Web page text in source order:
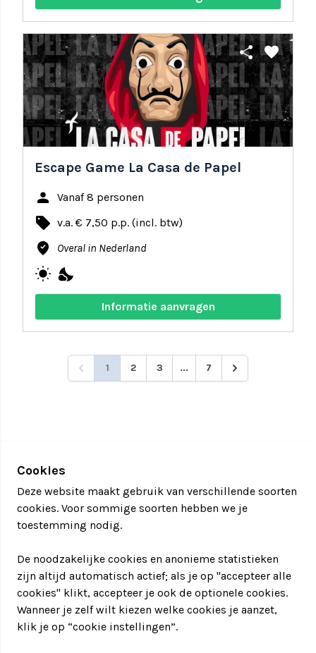
share favorite
Escape Game La Casa de Papel
person Vanaf 8 personen
local_offer v.a. € 7,50 p.p. (incl. btw)
where_to_vote Overal in Nederland
wb_sunny nights_stay
Informatie aanvragen
1 2 3 ... 7
Cookies
Deze website maakt gebruik van verschillende soorten
cookies. Voor sommige soorten hebben we je
toestemming nodig.
De noodzakelijke cookies en anonieme statistieken
zijn altijd automatisch actief; als je op "accepteer alle
cookies" klikt, accepteer je ook de optionele cookies.
Wanneer je zelf wilt kiezen welke cookies je aanzet,
klik je op “cookie instellingen”.